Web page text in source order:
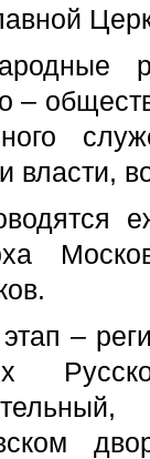
–
власти,
–